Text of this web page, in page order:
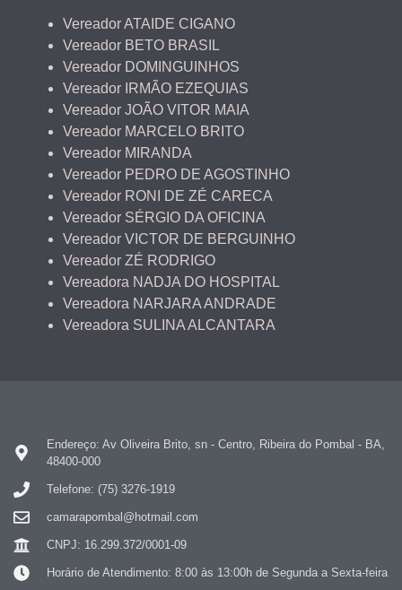
Vereador ATAIDE CIGANO
Vereador BETO BRASIL
Vereador DOMINGUINHOS
Vereador IRMÃO EZEQUIAS
Vereador JOÃO VITOR MAIA
Vereador MARCELO BRITO
Vereador MIRANDA
Vereador PEDRO DE AGOSTINHO
Vereador RONI DE ZÉ CARECA
Vereador SÉRGIO DA OFICINA
Vereador VICTOR DE BERGUINHO
Vereador ZÉ RODRIGO
Vereadora NADJA DO HOSPITAL
Vereadora NARJARA ANDRADE
Vereadora SULINA ALCANTARA
Endereço: Av Oliveira Brito, sn - Centro, Ribeira do Pombal - BA,
48400-000
Telefone: (75) 3276-1919
camarapombal@hotmail.com
CNPJ: 16.299.372/0001-09
Horário de Atendimento: 8:00 às 13:00h de Segunda a Sexta-feira